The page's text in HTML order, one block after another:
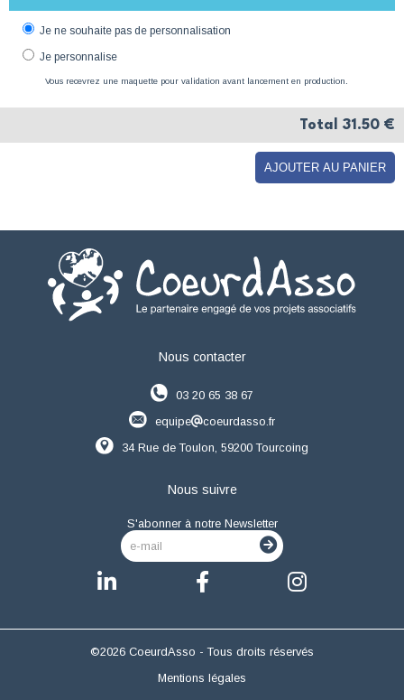
Je ne souhaite pas de personnalisation
Je personnalise
Vous recevrez une maquette pour validation avant lancement en production.
Total 31.50 €
AJOUTER AU PANIER
Nous contacter
03 20 65 38 67
equipe
coeurdasso.fr
34 Rue de Toulon, 59200 Tourcoing
Nous suivre
S'abonner à notre Newsletter
e-mail
©2026 CoeurdAsso - Tous droits réservés
Mentions légales